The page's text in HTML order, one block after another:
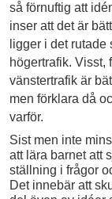
så förnuftig att
inser att det är
ligger i det
högertrafik. Visst,
vänstertrafik är
men förklara då
varför.
Sist men inte
att lära barnet att
ställning i frågor
Det innebär att